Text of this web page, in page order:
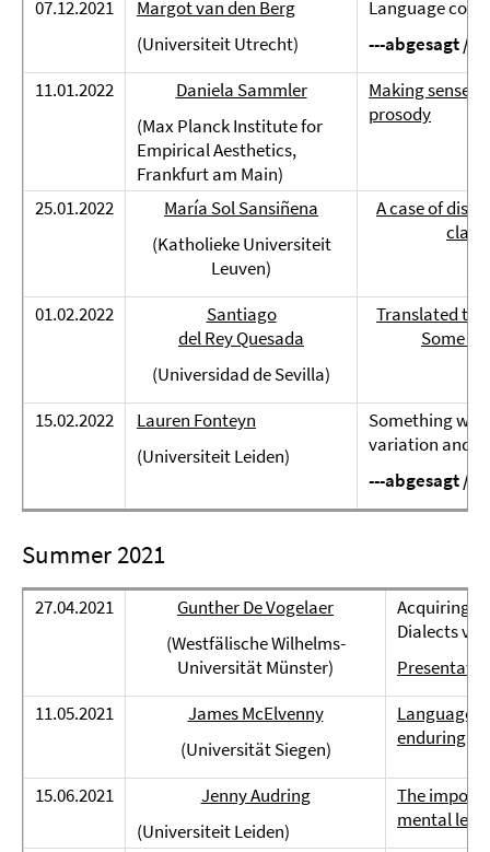
07.12.2021
Margot van den Berg
(Universiteit Utrecht)
Language
---abgesagt /
11.01.2022
Daniela Sammler
(Max Planck Institute for
Empirical Aesthetics,
Frankfurt am Main)
Making sense
prosody
25.01.2022
María Sol Sansiñena
(Katholieke Universiteit
Leuven)
A case of
01.02.2022
Santiago
del Rey Quesada
(Universidad de Sevilla)
Translated
Some
15.02.2022
Lauren Fonteyn
(Universiteit Leiden)
Something
variation and
---abgesagt /
Summer 2021
27.04.2021
Gunther De Vogelaer
(Westfälische Wilhelms-
Universität Münster)
Acquiring
Dialects vs.
11.05.2021
James McElvenny
(Universität Siegen)
Language
enduring
15.06.2021
Jenny Audring
(Universiteit Leiden)
The
mental